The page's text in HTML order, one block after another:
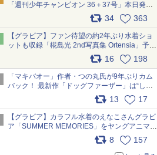
「週刊少年チャンピオン 36＋37号」本日発
売 pic.x.com/2Mo85ZlRvK
34 363
【グラビア】ファン待望の約2年ぶり水着ショ
ットも収録「椛島光 2nd写真集 Ortensia」予約
16 198
「マキバオー」作者・つの丸氏が9年ぶりカム
バック！ 最新作「ドッグファーザー」は“しゃ
べらない動物”とのリアルな暮らしを描く 「も
うこれ以上の幸せはない」……一緒に暮らす愛
犬たちへ… pic.x.com/hEr88DgVyD
13 17
【グラビア】カラフル水着のえなこさんグラビ
ア「SUMMER MEMORIES」をヤングアニマル
Webで公開中 pic.x.com/wdmmjZ7DnV
8 157